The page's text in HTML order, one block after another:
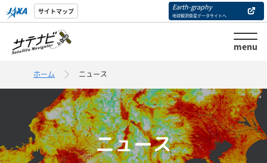
サイトマップ Earth-graphy
地球観測衛星データサイトへ
menu
ホーム ニュース
ニュース